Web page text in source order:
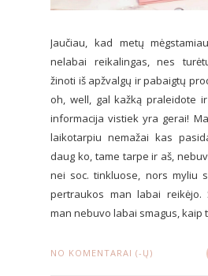
Jaučiau, kad metų
nelabai reikalingas, nes
žinoti iš apžvalgų ir pabaigtų
oh, well, gal kažką praleidote
informacija vistiek yra gerai!
laikotarpiu nemažai kas
daug ko, tame tarpe ir aš,
nei soc. tinkluose, nors myliu
pertraukos man labai reikėjo.
man nebuvo labai smagus, kaip
NO KOMENTARAI (-Ų)